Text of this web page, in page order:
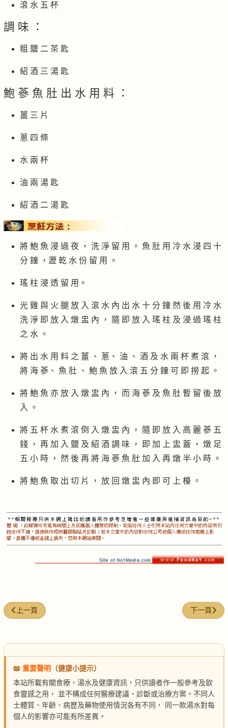
滾 水 五 杯
調 味 ：
粗 鹽 二 茶 匙
紹 酒 三 湯 匙
鮑 蔘 魚 肚 出 水 用 料 ：
薑 三 片
蔥 四 條
水 兩 杯
油 兩 湯 匙
紹 酒 二 湯 匙
將 鮑 魚 浸 過 夜 ， 洗 淨 留 用 。 魚 肚 用 冷 水 浸 四 十
分 鐘 ，瀝 乾 水 份 留 用 。
瑤 柱 浸 透 留 用。
光 雞 與 火 腿 放 入 滾 水 內 出 水 十 分 鐘 然 後 用 冷 水
洗 淨 即 放 入 燉 盅 內 ， 隨 即 放 入 瑤 柱 及 浸 過 瑤 柱
之 水 。
將 出 水 用 料 之 薑 、 蔥、 油 、 酒 及 水 兩 杯 煮 滾 ，
將 海 蔘、 魚 肚 、 鮑 魚 放 入 滾 五 分 鐘 可 即 撈 起 。
將 鮑 魚 亦 放 入 燉 盅 內 ， 而 海 蔘 及 魚 肚 暫 留 後 放
入 。
將 五 杯 水 煮 滾 倒 入 燉 盅 內 ， 隨 即 放 入 高 麗 蔘 五
錢 ， 再 加 入 鹽 及 紹 酒 調 味 ， 即 加 上 盅 蓋 ， 燉 足
五 小 時 ， 然 後 再 將 海 蔘 魚 肚 加 入 再 燉 半 小 時 。
將 鮑 魚 取 出 切 片 ， 放 回 燉 盅 內 即 可 上 檯 。
上一篇文章: 人蔘燉水魚
上一頁 下一篇文章
下一頁
📖 重要聲明
（健康小提示）
本站所載有關食療、湯水及健康資訊，只供讀者作一般參考及飲
食靈感之用， 並不構成任何醫療建議、診斷或治療方案。不同人
士體質、年齡、病歷及藥物使用情況各有不同， 同一款湯水對每
個人的影響亦可能有所差異。